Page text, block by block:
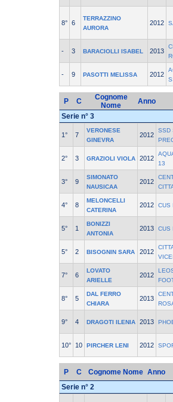
8° 6
TERRAZZINO
AURORA
2012
- 3 BARACIOLLI ISABEL 2013
- 9 PASOTTI MELISSA 2012
P C
Cognome
Nome
Anno
Serie n° 3
1° 7
VERONESE
GINEVRA
2012
SSD
2° 3 GRAZIOLI VIOLA 2012
13
3° 9
SIMONATO
NAUSICAA
2012
4° 8
MELONCELLI
CATERINA
2012 CUS
5° 1
BONIZZI
ANTONIA
2013 CUS
5° 2 BISOGNIN SARA 2012
7° 6
LOVATO
ARIELLE
2012
8° 5
DAL FERRO
CHIARA
2013
9° 4 DRAGOTI ILENIA 2013
10° 10 PIRCHER LENI 2012
P C Cognome Nome Anno
Serie n° 2